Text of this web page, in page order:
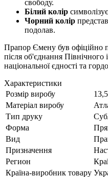
свободу.
Білий колір
Чорний колір
подолав.
Прапор Ємену був офіційно
після об'єднання
національної єдності та
Характеристики
Розмір виробу
Матеріал виробу
Тип друку
Форма
Вид
Призначення
Регион
Країна-виробник товару